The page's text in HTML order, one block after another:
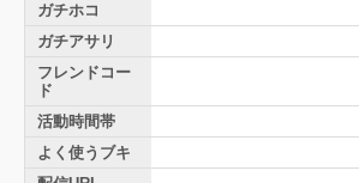
ガチホコ
ガチアサリ
フレンドコー
ド
活動時間帯
よく使うブキ